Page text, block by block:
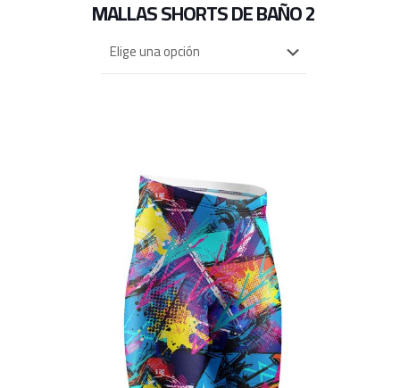
MALLAS SHORTS DE BAÑO 2